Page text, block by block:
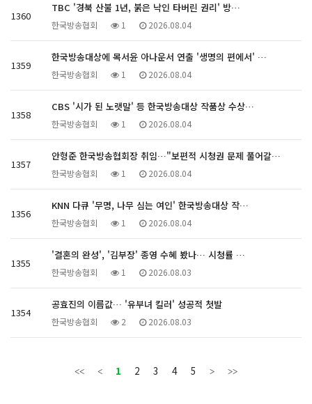
1360
TBC '경북 산불 1년, 붉은 낙인 타버린 권리' 방…
한국방송협회 1 2026.08.04
1359
한국방송대상에 목서윤 아나운서 연출 '생명의 편에서' …
한국방송협회 1 2026.08.04
1358
CBS '시가 된 노랫말' 등 한국방송대상 작품상 수상…
한국방송협회 1 2026.08.04
1357
안형준 한국방송협회장 취임…"보편적 시청권 문제 풀어갈…
한국방송협회 1 2026.08.04
1356
KNN 다큐 '무명, 나무 심는 여인' 한국방송대상 작…
한국방송협회 1 2026.08.04
1355
'결혼의 완성', '김부장' 종영 수혜 봤나… 시청률 …
한국방송협회 1 2026.08.03
1354
공효진의 이름값… '유부녀 킬러' 성공적 첫발
한국방송협회 2 2026.08.03
1 2 3 4 5